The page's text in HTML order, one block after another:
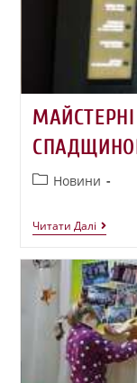
Новини
Читати Далі